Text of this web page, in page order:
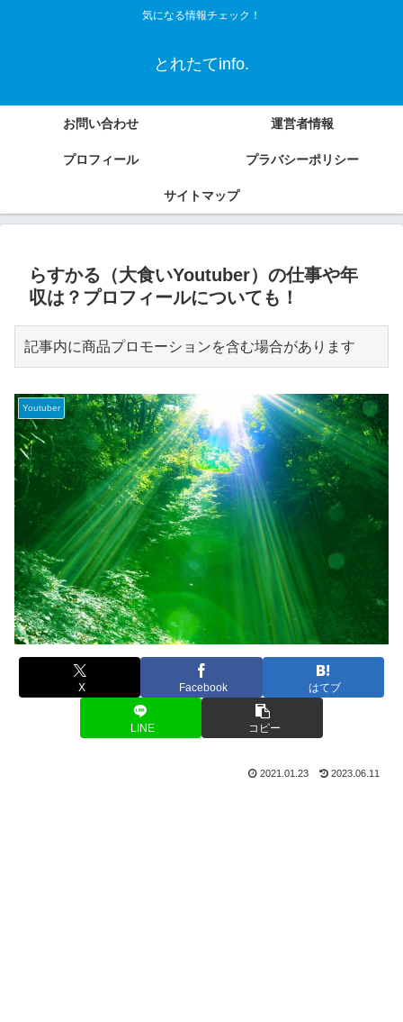
気になる情報チェック！
とれたてinfo.
お問い合わせ 運営者情報
プロフィール プラバシーポリシー
サイトマップ
らすかる（大食いYoutuber）の仕事や年
収は？プロフィールについても！
記事内に商品プロモーションを含む場合があります
Youtuber
X Facebook はてブ
LINE コピー
2021.01.23 2023.06.11